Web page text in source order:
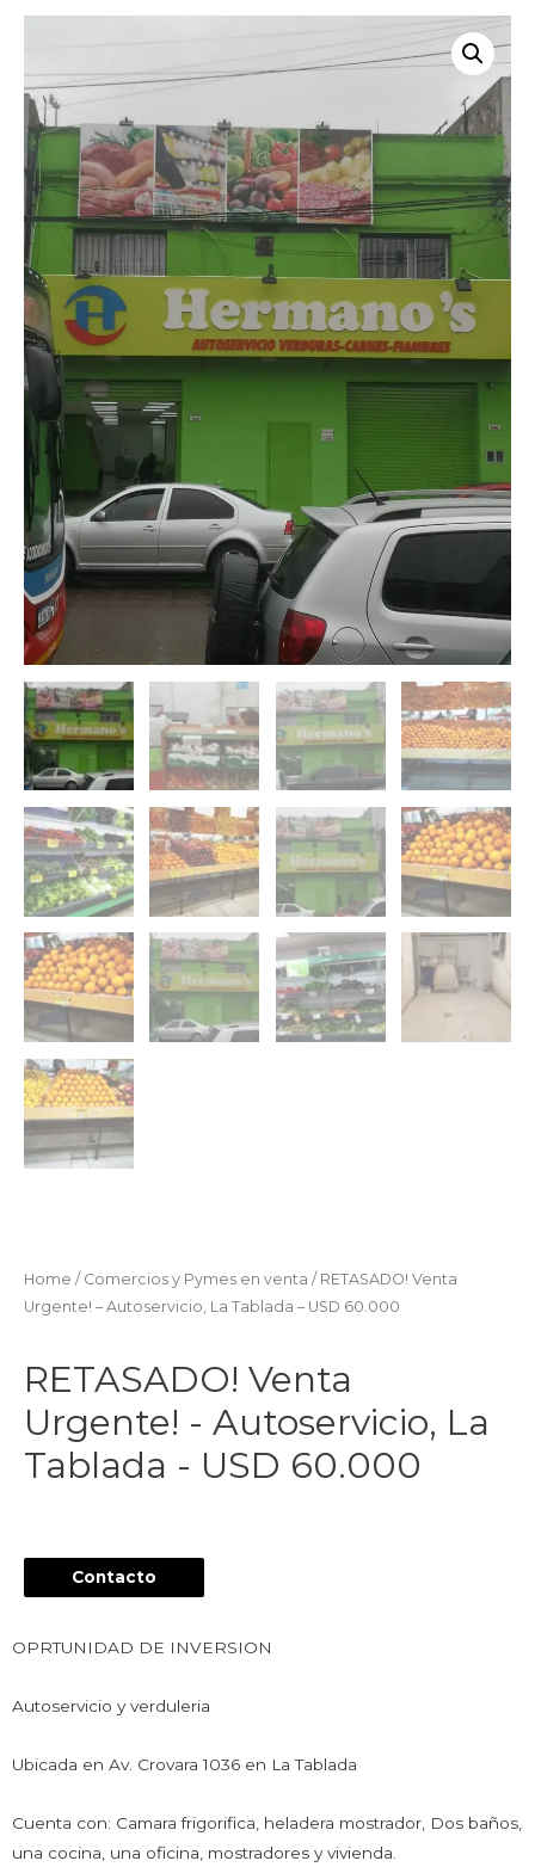
Home / Comercios y Pymes en venta / RETASADO! Venta
Urgente! – Autoservicio, La Tablada – USD 60.000
RETASADO! Venta
Urgente! - Autoservicio, La
Tablada - USD 60.000
Contacto
OPRTUNIDAD DE INVERSION
Autoservicio y verduleria
Ubicada en Av. Crovara 1036 en La Tablada
Cuenta con: Camara frigorifica, heladera mostrador, Dos baños,
una cocina, una oficina, mostradores y vivienda.